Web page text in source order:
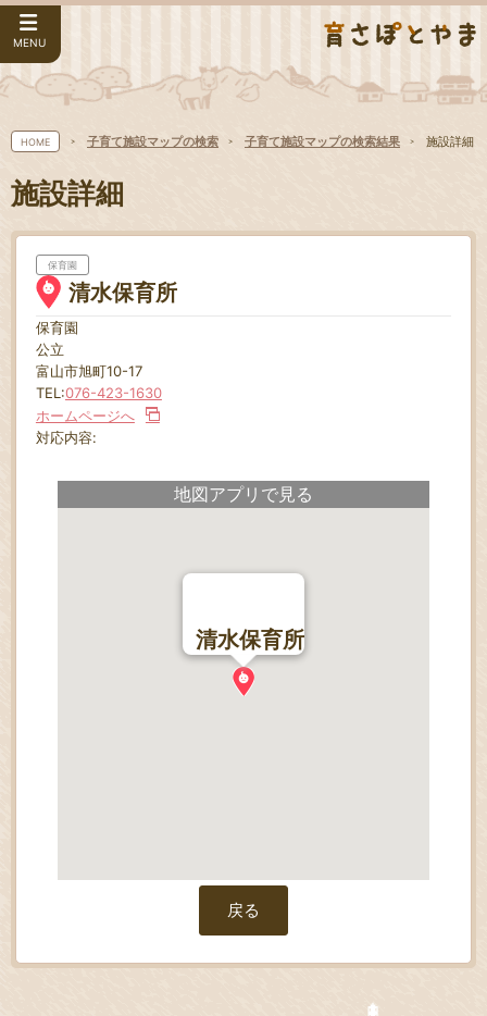
MENU
HOME 子育て施設マップの検索 子育て施設マップの検索結果 施設詳細
施設詳細
保育園
清水保育所
保育園
公立
富山市旭町10-17
TEL:076-423-1630
ホームページへ
対応内容:
地図アプリで見る
清水保育所
戻る